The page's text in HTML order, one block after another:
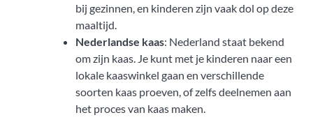
bij gezinnen, en kinderen zijn vaak dol op deze
maaltijd.
Nederlandse kaas: Nederland staat bekend
om zijn kaas. Je kunt met je kinderen naar een
lokale kaaswinkel gaan en verschillende
soorten kaas proeven, of zelfs deelnemen aan
het proces van kaas maken.